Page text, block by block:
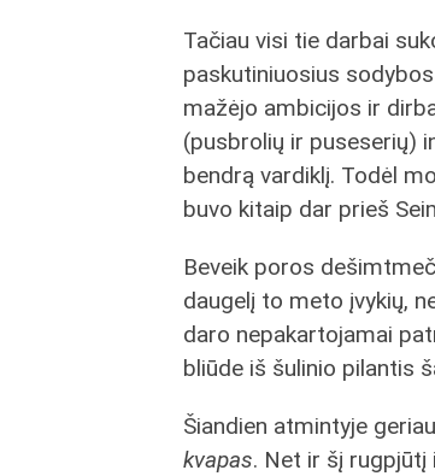
Tačiau visi tie darbai
paskutiniuosius
mažėjo ambicijos ir
(pusbrolių ir puseserių)
bendrą vardiklį. Todėl
buvo kitaip dar prieš
Beveik poros
daugelį to meto įvykių,
daro nepakartojamai
bliūde iš šulinio pilantis
Šiandien atmintyje
kvapas. Net ir šį rugpjūtį